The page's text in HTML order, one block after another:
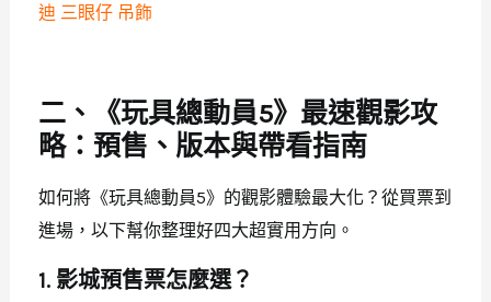
迪 三眼仔 吊飾
二、《玩具總動員5》最速觀影攻
略：預售、版本與帶看指南
如何將《玩具總動員5》的觀影體驗最大化？從買票到
進場，以下幫你整理好四大超實用方向。
1. 影城預售票怎麼選？